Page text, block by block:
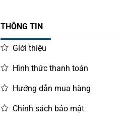
THÔNG TIN
Giới thiệu
Hình thức thanh toán
Hướng dẫn mua hàng
Chính sách bảo mật